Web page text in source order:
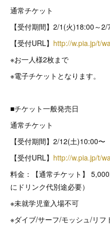
通常チケット
【受付期間】2/1(火)18:00～
【受付URL】 http://w.pia.jp/t/
※お一人様2枚まで
※電子チケットとなります。
■チケット一般発売日
通常チケット
【受付期間】2/12(土)10:00〜
【受付URL】 http://w.pia.jp/t/
料金：【通常チケット】
にドリンク代別途必要）
※未就学児童入場不可
※ダイブ/サーフ/モッシュ/リフ